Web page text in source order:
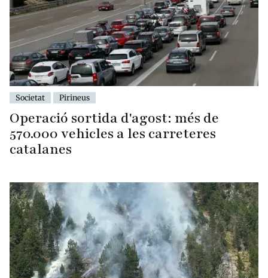
Societat Pirineus
Operació sortida d'agost: més de
570.000 vehicles a les carreteres
catalanes